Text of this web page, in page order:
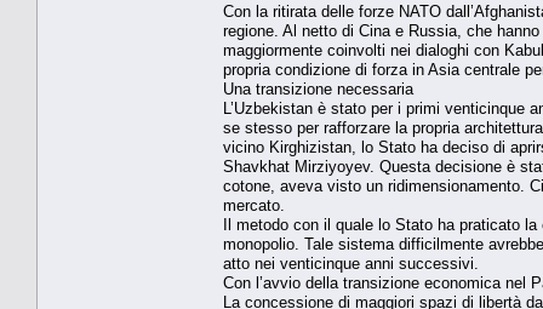
Con la ritirata delle forze NATO
regione. Al netto di Cina e Russia, che
maggiormente coinvolti nei dialoghi con
propria condizione di forza in Asia centrale
Una transizione necessaria
L’Uzbekistan è stato per i primi venticinque
se stesso per rafforzare la propria
vicino Kirghizistan, lo Stato ha deciso di
Shavkhat Mirziyoyev. Questa decisione è
cotone, aveva visto un ridimensionamento.
mercato.
Il metodo con il quale lo Stato ha praticato
monopolio. Tale sistema difficilmente
atto nei venticinque anni successivi.
Con l’avvio della transizione economica nel
La concessione di maggiori spazi di libertà